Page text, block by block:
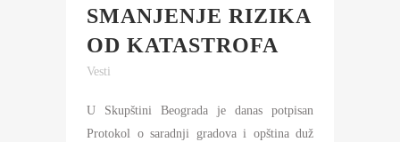
SMANJENJE RIZIKA
OD KATASTROFA
Vesti
U Skupštini Beograda je danas potpisan
Protokol o saradnji gradova i opština duž